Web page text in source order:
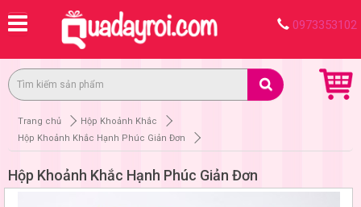
0973353102
Trang chủ
Hộp Khoảnh Khắc
Hộp Khoảnh Khắc Hạnh Phúc Giản Đơn
Hộp Khoảnh Khắc Hạnh Phúc Giản Đơn